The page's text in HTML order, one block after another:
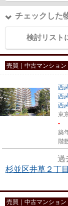
チェックした
検討リスト
売買｜中古マンション
西
西
西
東
-
築
階
過
杉並区井草２丁
売買｜中古マンション